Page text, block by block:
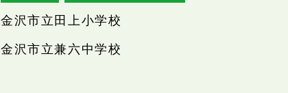
金沢市立田上小学校
金沢市立兼六中学校